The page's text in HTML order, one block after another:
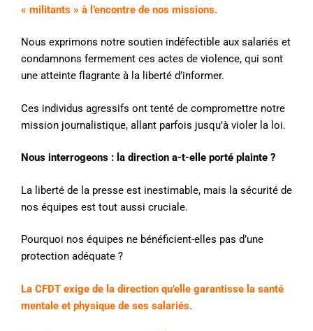
« militants » à l’encontre de nos missions.
Nous exprimons notre soutien indéfectible aux salariés et
condamnons fermement ces actes de violence, qui sont
une atteinte flagrante à la liberté d’informer.
Ces individus agressifs ont tenté de compromettre notre
mission journalistique, allant parfois jusqu’à violer la loi.
Nous interrogeons : la direction a-t-elle porté plainte ?
La liberté de la presse est inestimable, mais la sécurité de
nos équipes est tout aussi cruciale.
Pourquoi nos équipes ne bénéficient-elles pas d’une
protection adéquate ?
La CFDT exige de la direction qu’elle garantisse la santé
mentale et physique de ses salariés.